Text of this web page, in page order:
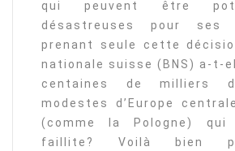
qui peuvent être
désastreuses pour ses
prenant seule cette
nationale suisse (BNS) a-t-
centaines de milliers
modestes d’Europe
(comme la Pologne)
faillite? Voilà bien